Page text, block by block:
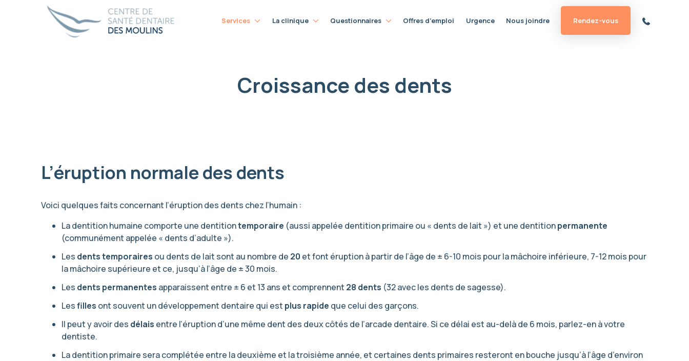
Services La clinique
Visiter la clinique
Questionnaires Offres d’emploi Urgence Nous joindre Rendez-vous
Croissance des dents
L’éruption normale des dents
Voici quelques faits concernant l’éruption des dents chez l’humain :
La dentition humaine comporte une dentitiontemporaire (aussi appelée dentition primaire ou « dents de lait ») et une dentitionpermanente
(communément appelée « dents d’adulte »).
Les dents temporaires ou dents de lait sont au nombre de 20 et font éruption à partir de l’âge de ± 6-10 mois pour la mâchoire inférieure, 7-12 mois pour
la mâchoire supérieure et ce, jusqu’à l’âge de ± 30 mois.
Les dents permanentes apparaissent entre ± 6 et 13 ans et comprennent 28 dents (32 avec les dents de sagesse).
Lesfilles ont souvent un développement dentaire qui est plus rapide que celui des garçons.
Il peut y avoir des délais entre l’éruption d’une même dent des deux côtés de l’arcade dentaire. Si ce délai est au-delà de 6 mois, parlez-en à votre
dentiste.
La dentition primaire sera complétée entre la deuxième et la troisième année, et certaines dents primaires resteront en bouche jusqu’à l’âge d’environ